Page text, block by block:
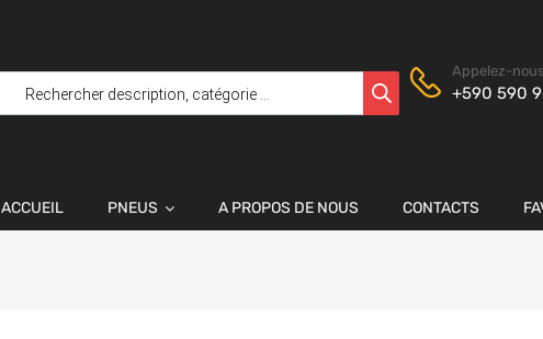
Appelez-
+590 590
ACCUEIL PNEUS A PROPOS DE NOUS CONTACTS